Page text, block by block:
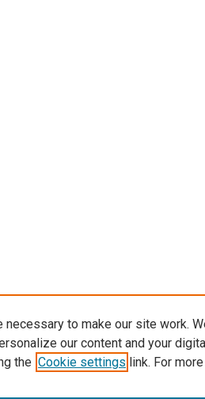
necessary to make our site work.
our content and your
the Cookie settings link. For